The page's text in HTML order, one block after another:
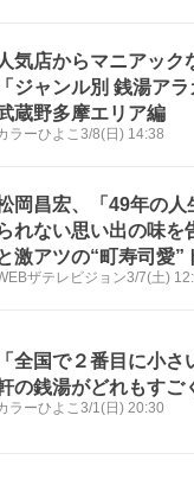
人気店からマニアック
「ジャンル別 銭湯ア
蔵野多摩エリア編
ラーひよこ 3/8(日) 14:38
岡昌宏、「49年の人
れない思い出の味
激アツの“町寿司愛”
司で＞
ザテレビジョン3/7(土)
「全国で２番目に小さ
の銭湯がどれもすご
ラーひよこ 3/1(日) 20:30